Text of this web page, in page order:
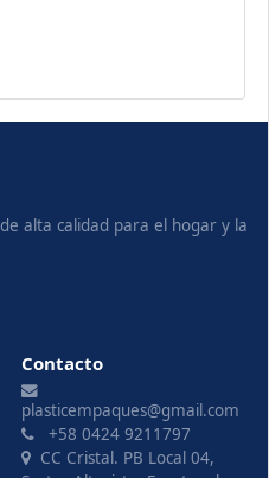
alta calidad para el hogar y la
Contacto
plasticempaques@gmail.com
+58 0424 9211797
CC Cristal. PB Local 04,